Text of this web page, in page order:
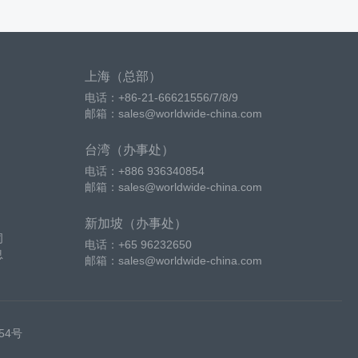
上海（总部）
电话：+86-21-66621556/7/8/9
邮箱：sales@worldwide-china.com
台湾（办事处）
电话：+886 936340854
邮箱：sales@worldwide-china.com
新加坡（办事处）
电话：+65 96232650
邮箱：sales@worldwide-china.com
号